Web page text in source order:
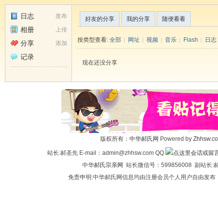
发布
日志
上传
相册
添加
分享
记录
好友的分享 我的分享 随便看看
按类型查看: 全部 网址 视频 音乐 Flash 日志
现在还没分享
版权所有： 中华郝氏网 Powered by
站长:郝圣先 E-mail：admin@zhhsw.com QQ
中华郝氏宗亲网 站长微信号：599856008 副站长:
免责申明:中华郝氏网信息均由注册会员个人用户自由发